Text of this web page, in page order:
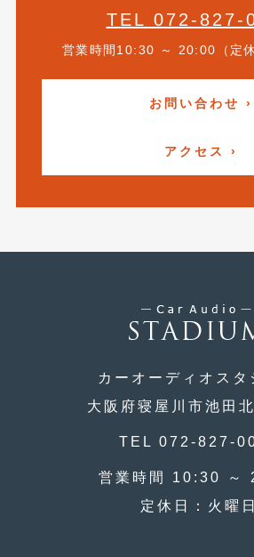
TEL 072-827-
営業時間10:30 ～ 20:00（定休
お問い合わせ ›
アクセス ›
カーオーディオスタ
大阪府寝屋川市池田
TEL 072-827-
営業時間 10:30 ～
定休日：火曜日